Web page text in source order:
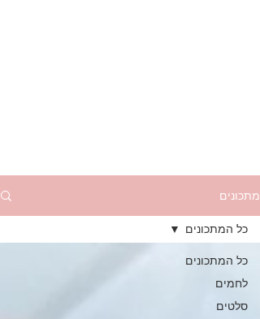
מתכונים
כל המתכונים
לחמים
סלטים
כל המתכונים